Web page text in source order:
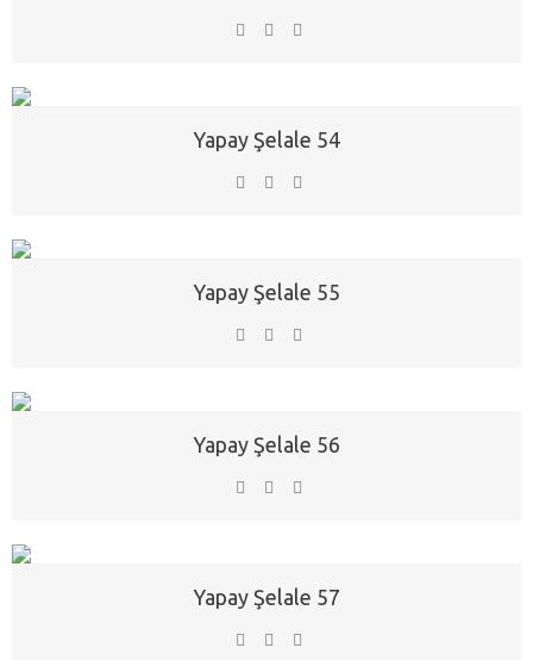
Yapay Şelale 54
Yapay Şelale 55
Yapay Şelale 56
Yapay Şelale 57